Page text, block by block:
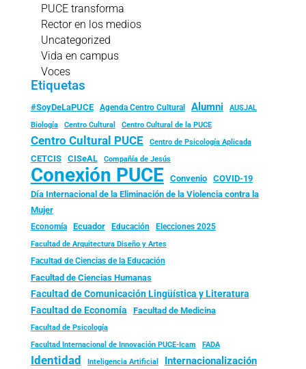
PUCE transforma
Rector en los medios
Uncategorized
Vida en campus
Voces
Etiquetas
#SoyDeLaPUCE Agenda Centro Cultural Alumni
AUSJAL
Biología
Centro Cultural Centro Cultural de la PUCE
Centro Cultural PUCE Centro de Psicología Aplicada
CETCIS CISeAL Compañía de Jesús
Conexión PUCE Convenio
COVID-19
Día Internacional de la Eliminación de la Violencia contra la
Mujer
Economía Ecuador Educación Elecciones 2025
Facultad de Arquitectura Diseño y Artes
Facultad de Ciencias de la Educación
Facultad de Ciencias Humanas
Facultad de Comunicación Lingüística y Literatura
Facultad de Economía Facultad de Medicina
Facultad de Psicología
Facultad Internacional de Innovación PUCE-Icam FADA
Identidad Inteligencia Artificial Internacionalización